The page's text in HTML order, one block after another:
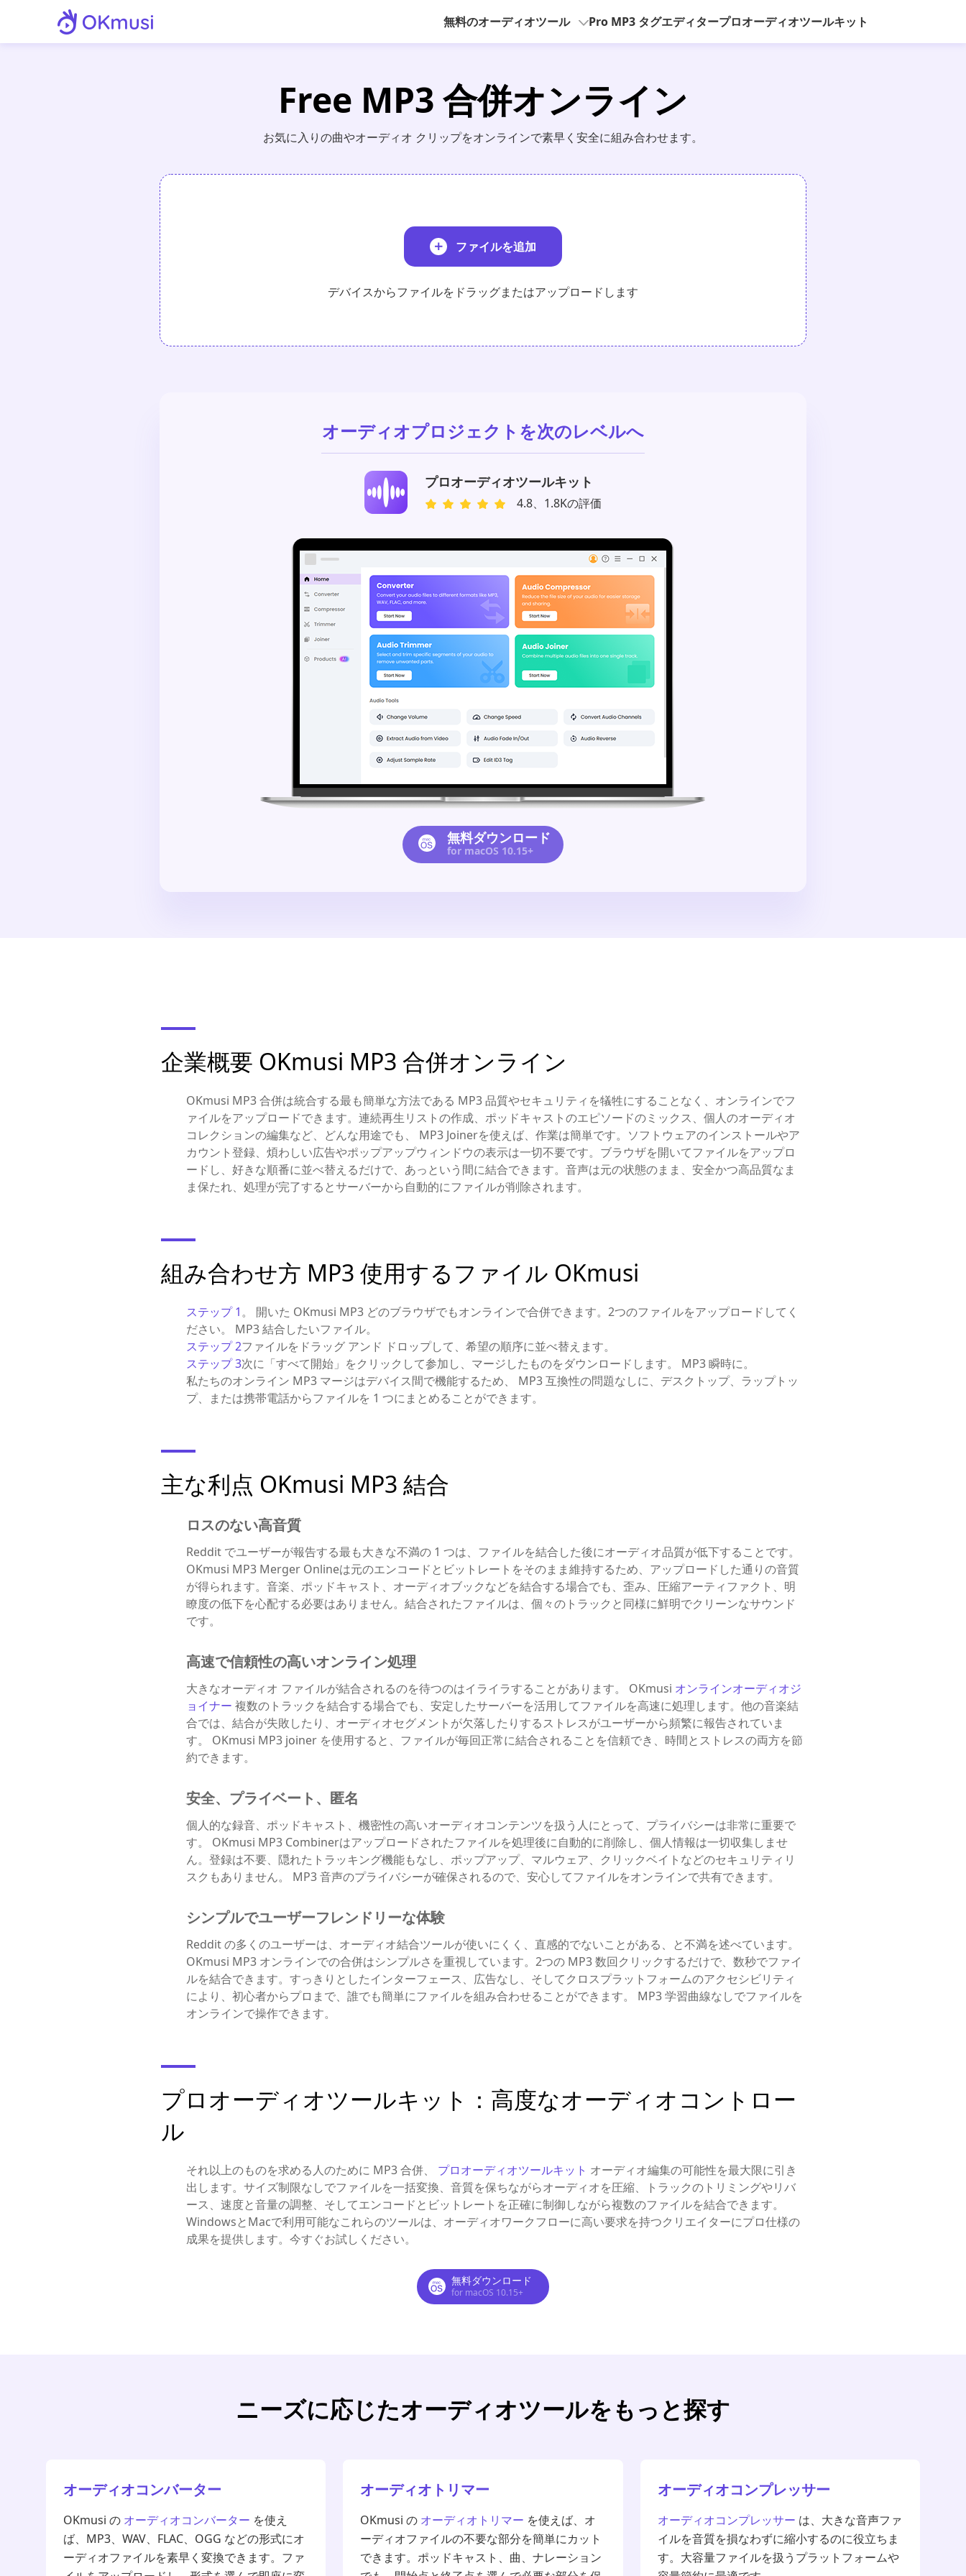
無料のオーディオツール Pro MP3 タグエディタープロオーディオツールキット
Free MP3 合併オンライン
お気に入りの曲やオーディオ クリップをオンラインで素早く安全に組み合わせます。
ファイルを追加
デバイスからファイルをドラッグまたはアップロードします
オーディオプロジェクトを次のレベルへ
プロオーディオツールキット
4.8、1.8Kの評価
無料ダウンロード
for macOS 10.15+
企業概要 OKmusi MP3 合併オンライン
OKmusi MP3 合併は統合する最も簡単な方法である MP3 品質やセキュリティを犠牲にすることなく、オンラインでフ
ァイルをアップロードできます。連続再生リストの作成、ポッドキャストのエピソードのミックス、個人のオーディオ
コレクションの編集など、どんな用途でも、 MP3 Joinerを使えば、作業は簡単です。ソフトウェアのインストールやア
カウント登録、煩わしい広告やポップアップウィンドウの表示は一切不要です。ブラウザを開いてファイルをアップロ
ードし、好きな順番に並べ替えるだけで、あっという間に結合できます。音声は元の状態のまま、安全かつ高品質なま
ま保たれ、処理が完了するとサーバーから自動的にファイルが削除されます。
組み合わせ方 MP3 使用するファイル OKmusi
ステップ 1。 開いた OKmusi MP3 どのブラウザでもオンラインで合併できます。2つのファイルをアップロードしてく
ださい。 MP3 結合したいファイル。
ステップ 2ファイルをドラッグ アンド ドロップして、希望の順序に並べ替えます。
ステップ 3次に「すべて開始」をクリックして参加し、マージしたものをダウンロードします。 MP3 瞬時に。
私たちのオンライン MP3 マージはデバイス間で機能するため、 MP3 互換性の問題なしに、デスクトップ、ラップトッ
プ、または携帯電話からファイルを 1 つにまとめることができます。
主な利点 OKmusi MP3 結合
ロスのない高音質
Reddit でユーザーが報告する最も大きな不満の 1 つは、ファイルを結合した後にオーディオ品質が低下することです。
OKmusi MP3 Merger Onlineは元のエンコードとビットレートをそのまま維持するため、アップロードした通りの音質
が得られます。音楽、ポッドキャスト、オーディオブックなどを結合する場合でも、歪み、圧縮アーティファクト、明
瞭度の低下を心配する必要はありません。結合されたファイルは、個々のトラックと同様に鮮明でクリーンなサウンド
です。
高速で信頼性の高いオンライン処理
大きなオーディオ ファイルが結合されるのを待つのはイライラすることがあります。 OKmusi オンラインオーディオジ
ョイナー 複数のトラックを結合する場合でも、安定したサーバーを活用してファイルを高速に処理します。他の音楽結
合では、結合が失敗したり、オーディオセグメントが欠落したりするストレスがユーザーから頻繁に報告されていま
す。 OKmusi MP3 joiner を使用すると、ファイルが毎回正常に結合されることを信頼でき、時間とストレスの両方を節
約できます。
安全、プライベート、匿名
個人的な録音、ポッドキャスト、機密性の高いオーディオコンテンツを扱う人にとって、プライバシーは非常に重要で
す。 OKmusi MP3 Combinerはアップロードされたファイルを処理後に自動的に削除し、個人情報は一切収集しませ
ん。登録は不要、隠れたトラッキング機能もなし、ポップアップ、マルウェア、クリックベイトなどのセキュリティリ
スクもありません。 MP3 音声のプライバシーが確保されるので、安心してファイルをオンラインで共有できます。
シンプルでユーザーフレンドリーな体験
Reddit の多くのユーザーは、オーディオ結合ツールが使いにくく、直感的でないことがある、と不満を述べています。
OKmusi MP3 オンラインでの合併はシンプルさを重視しています。2つの MP3 数回クリックするだけで、数秒でファイ
ルを結合できます。すっきりとしたインターフェース、広告なし、そしてクロスプラットフォームのアクセシビリティ
により、初心者からプロまで、誰でも簡単にファイルを組み合わせることができます。 MP3 学習曲線なしでファイルを
オンラインで操作できます。
プロオーディオツールキット：高度なオーディオコントロー
ル
それ以上のものを求める人のために MP3 合併、 プロオーディオツールキット オーディオ編集の可能性を最大限に引き
出します。サイズ制限なしでファイルを一括変換、音質を保ちながらオーディオを圧縮、トラックのトリミングやリバ
ース、速度と音量の調整、そしてエンコードとビットレートを正確に制御しながら複数のファイルを結合できます。
WindowsとMacで利用可能なこれらのツールは、オーディオワークフローに高い要求を持つクリエイターにプロ仕様の
成果を提供します。今すぐお試しください。
無料ダウンロード
for macOS 10.15+
ニーズに応じたオーディオツールをもっと探す
オーディオコンバーター
OKmusi の オーディオコンバーター を使え
ば、MP3、WAV、FLAC、OGG などの形式にオ
ーディオファイルを素早く変換できます。ファ
オーディオトリマー
OKmusi の オーディオトリマー を使えば、オ
ーディオファイルの不要な部分を簡単にカット
できます。ポッドキャスト、曲、ナレーション
オーディオコンプレッサー
オーディオコンプレッサー は、大きな音声ファ
イルを音質を損なわずに縮小するのに役立ちま
す。大容量ファイルを扱うプラットフォームや